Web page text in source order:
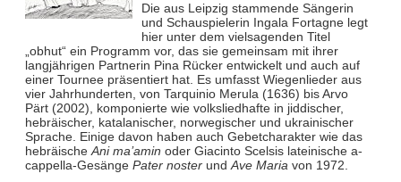
Die aus Leipzig stammende Sängerin
und Schauspielerin Ingala Fortagne legt
hier unter dem vielsagenden Titel
„obhut“ ein Programm vor, das sie gemeinsam mit ihrer
langjährigen Partnerin Pina Rücker entwickelt und auch auf
einer Tournee präsentiert hat. Es umfasst Wiegenlieder aus
vier Jahrhunderten, von Tarquinio Merula (1636) bis Arvo
Pärt (2002), komponierte wie volksliedhafte in jiddischer,
hebräischer, katalanischer, norwegischer und ukrainischer
Sprache. Einige davon haben auch Gebetcharakter wie das
hebräischeAni ma’amin oder Giacinto Scelsis lateinische a-
cappella-Gesänge Pater nosterundAve Mariavon 1972.